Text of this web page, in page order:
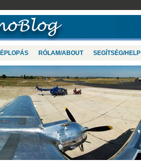
RÓLAM/ABOUT SEGÍTSÉG/HELP